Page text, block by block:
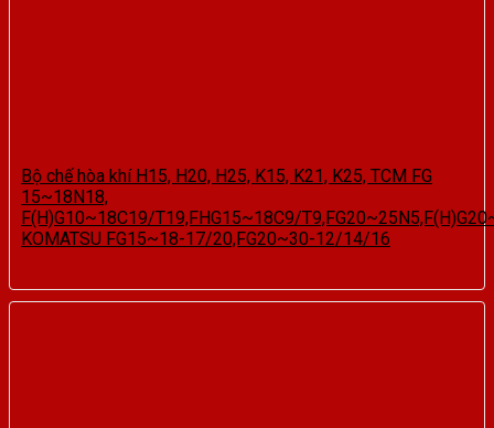
Bộ chế hòa khí H15, H20, H25, K15, K21, K25, TCM FG
15~18N18,
F(H)G10~18C19/T19,FHG15~18C9/
KOMATSU FG15~18-17/20,FG20~30-12/14/16